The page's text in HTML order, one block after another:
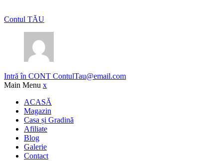
Contul TĂU
Intră în CONT ContulTau@email.com
Main Menu x
ACASĂ
Magazin
Casa și Gradină
Afiliate
Blog
Galerie
Contact